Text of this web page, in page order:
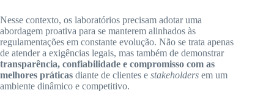
Nesse contexto, os laboratórios precisam adotar uma
abordagem proativa para se manterem alinhados às
regulamentações em constante evolução. Não se trata apenas
de atender a exigências legais, mas também de demonstrar
transparência, confiabilidade e compromisso com as
melhores práticas diante de clientes e stakeholders em um
ambiente dinâmico e competitivo.